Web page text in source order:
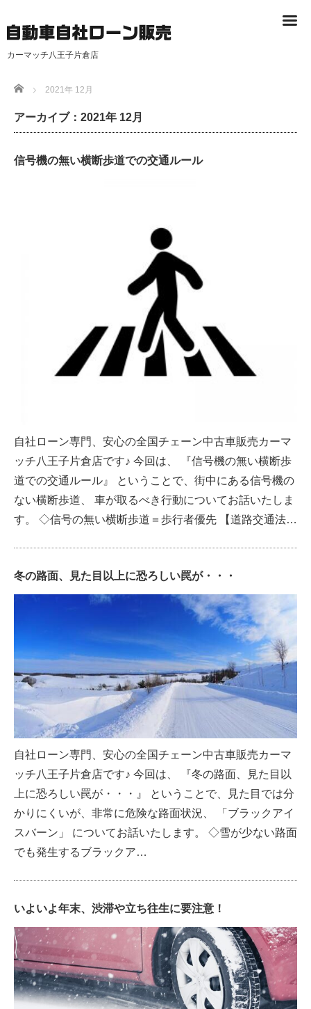
カーマッチ八王子片倉店
Home 2021年 12月
アーカイブ：2021年 12月
信号機の無い横断歩道での交通ルール
自社ローン専門、安心の全国チェーン中古車販売カーマ
ッチ八王子片倉店です♪ 今回は、 『信号機の無い横断歩
道での交通ルール』 ということで、街中にある信号機の
ない横断歩道、 車が取るべき行動についてお話いたしま
す。 ◇信号の無い横断歩道＝歩行者優先 【道路交通法…
冬の路面、見た目以上に恐ろしい罠が・・・
自社ローン専門、安心の全国チェーン中古車販売カーマ
ッチ八王子片倉店です♪ 今回は、 『冬の路面、見た目以
上に恐ろしい罠が・・・』 ということで、見た目では分
かりにくいが、非常に危険な路面状況、 「ブラックアイ
スバーン」 についてお話いたします。 ◇雪が少ない路面
でも発生するブラックア…
いよいよ年末、渋滞や立ち往生に要注意！